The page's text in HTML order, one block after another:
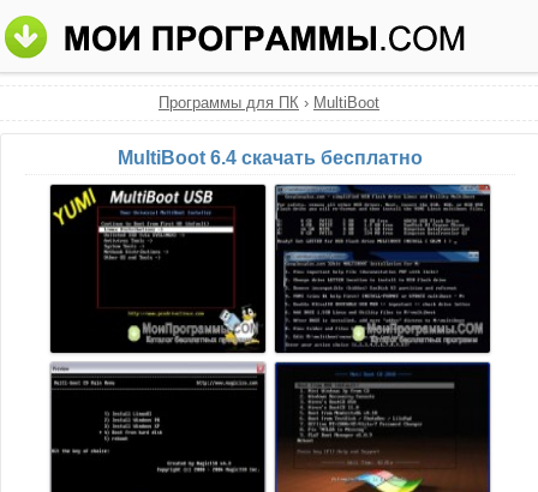
Программы для ПК › MultiBoot
MultiBoot 6.4 скачать бесплатно